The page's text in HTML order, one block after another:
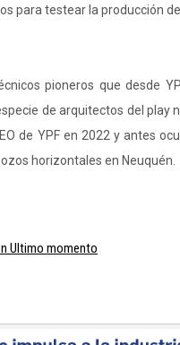
para testear la producción
pioneros que desde
de arquitectos del play
de YPF en 2022 y antes
horizontales en Neuquén.
Ultimo momento